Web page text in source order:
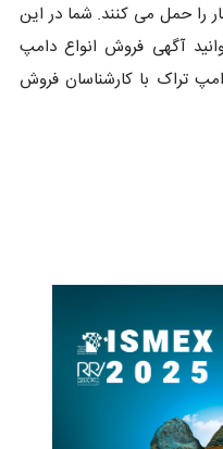
بار را حمل می کنند. شما در این
آگهی فروش انواع دامپ
تراک با کارشناسان فروش